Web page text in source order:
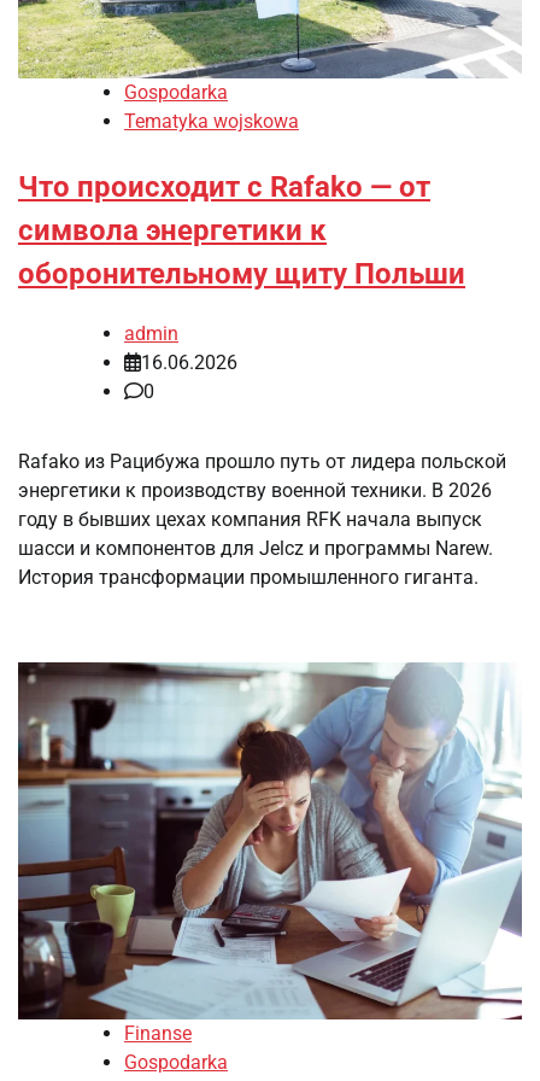
Gospodarka
Tematyka wojskowa
Что происходит с Rafako — от
символа энергетики к
оборонительному щиту Польши
admin
16.06.2026
0
Rafako из Рацибужа прошло путь от лидера польской
энергетики к производству военной техники. В 2026
году в бывших цехах компания RFK начала выпуск
шасси и компонентов для Jelcz и программы Narew.
История трансформации промышленного гиганта.
Finanse
Gospodarka